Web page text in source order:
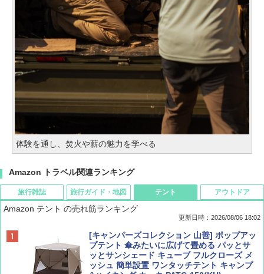
体験を通し、焚火や薪の魅力を学べる
Amazon トラベル関連ランキング
旅行雑誌
ディズニーファン ２０２６年 ９月号 [雑
誌] (ＤＩＳＮＥＹ ＦＡＮ)
￥713
旅行ガイド・地図
D40 地球の歩き方 チェンマイ タイ北部の魅
力的な町 2026～2027 地球の歩き方D アジア
￥2,079
テント
Amazon テント の売れ筋ランキング
更新日時：2026/08/06 18:02
[キャンパーズコレクション 山善] ポップアッ
プテント 傘みたいに広げて畳める パッとサ
ッとサンシェード キューブ フルクローズ メ
ッシュ 簡単設置 ワンタッチテント キャンプ
アウトドア